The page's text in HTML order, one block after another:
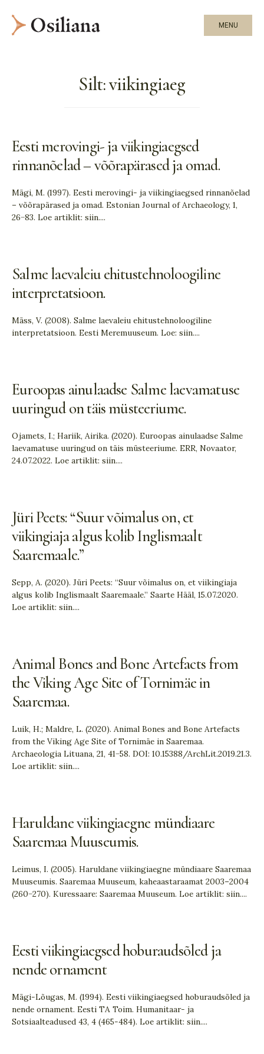
MENU
Silt:viikingiaeg
Eesti merovingi- ja viikingiaegsed
rinnanõelad – võõrapärased ja omad.
Mägi, M. (1997). Eesti merovingi- ja viikingiaegsed rinnanõelad
– võõrapärased ja omad. Estonian Journal of Archaeology, 1,
26−83. Loe artiklit: siin....
Salme laevaleiu ehitustehnoloogiline
interpretatsioon.
Mäss, V. (2008). Salme laevaleiu ehitustehnoloogiline
interpretatsioon. Eesti Meremuuseum. Loe: siin....
Euroopas ainulaadse Salme laevamatuse
uuringud on täis müsteeriume.
Ojamets, I.; Hariik, Airika. (2020). Euroopas ainulaadse Salme
laevamatuse uuringud on täis müsteeriume. ERR, Novaator,
24.07.2022. Loe artiklit: siin....
Jüri Peets: “Suur võimalus on, et
viikingiaja algus kolib Inglismaalt
Saaremaale.”
Sepp, A. (2020). Jüri Peets: “Suur võimalus on, et viikingiaja
algus kolib Inglismaalt Saaremaale.” Saarte Hääl, 15.07.2020.
Loe artiklit: siin....
Animal Bones and Bone Artefacts from
the Viking Age Site of Tornimäe in
Saaremaa.
Luik, H.; Maldre, L. (2020). Animal Bones and Bone Artefacts
from the Viking Age Site of Tornimäe in Saaremaa.
Archaeologia Lituana, 21, 41−58. DOI: 10.15388/ArchLit.2019.21.3.
Loe artiklit: siin....
Haruldane viikingiaegne mündiaare
Saaremaa Muuseumis.
Leimus, I. (2005). Haruldane viikingiaegne mündiaare Saaremaa
Muuseumis. Saaremaa Muuseum, kaheaastaraamat 2003–2004
(260−270). Kuressaare: Saaremaa Muuseum. Loe artiklit: siin....
Eesti viikingiaegsed hoburaudsõled ja
nende ornament
Mägi-Lõugas, M. (1994). Eesti viikingiaegsed hoburaudsõled ja
nende ornament. Eesti TA Toim. Humanitaar- ja
Sotsiaalteadused 43, 4 (465-484). Loe artiklit: siin....